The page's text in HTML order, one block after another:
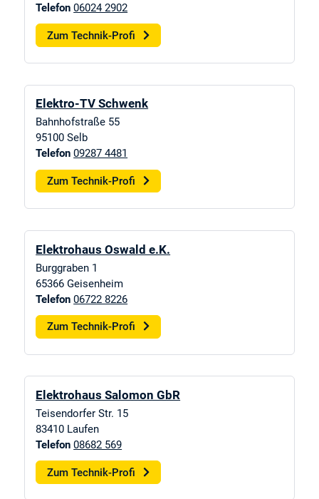
Telefon 06024 2902
Zum Technik-Profi
Elektro-TV Schwenk
Bahnhofstraße 55
95100 Selb
Telefon 09287 4481
Zum Technik-Profi
Elektrohaus Oswald e.K.
Burggraben 1
65366 Geisenheim
Telefon 06722 8226
Zum Technik-Profi
Elektrohaus Salomon GbR
Teisendorfer Str. 15
83410 Laufen
Telefon 08682 569
Zum Technik-Profi